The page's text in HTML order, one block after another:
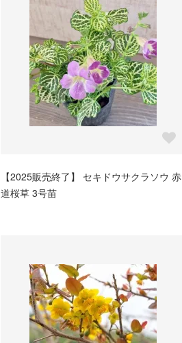
【2025販売終了】 セキドウサクラソウ 赤
道桜草 3号苗